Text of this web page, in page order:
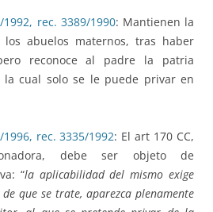
1992, rec. 3389/1990: Mantienen la
abuelos maternos, tras haber
reconoce al padre la patria
la cual solo se le puede privar en
1996, rec. 3335/1992: El art 170 CC,
debe ser objeto de
“la aplicabilidad del mismo exige
que se trate, aparezca plenamente